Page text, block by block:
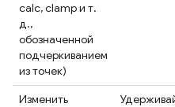
calc, clamp и т.
д.,
обозначенной
подчеркиванием
из точек)
Изменить